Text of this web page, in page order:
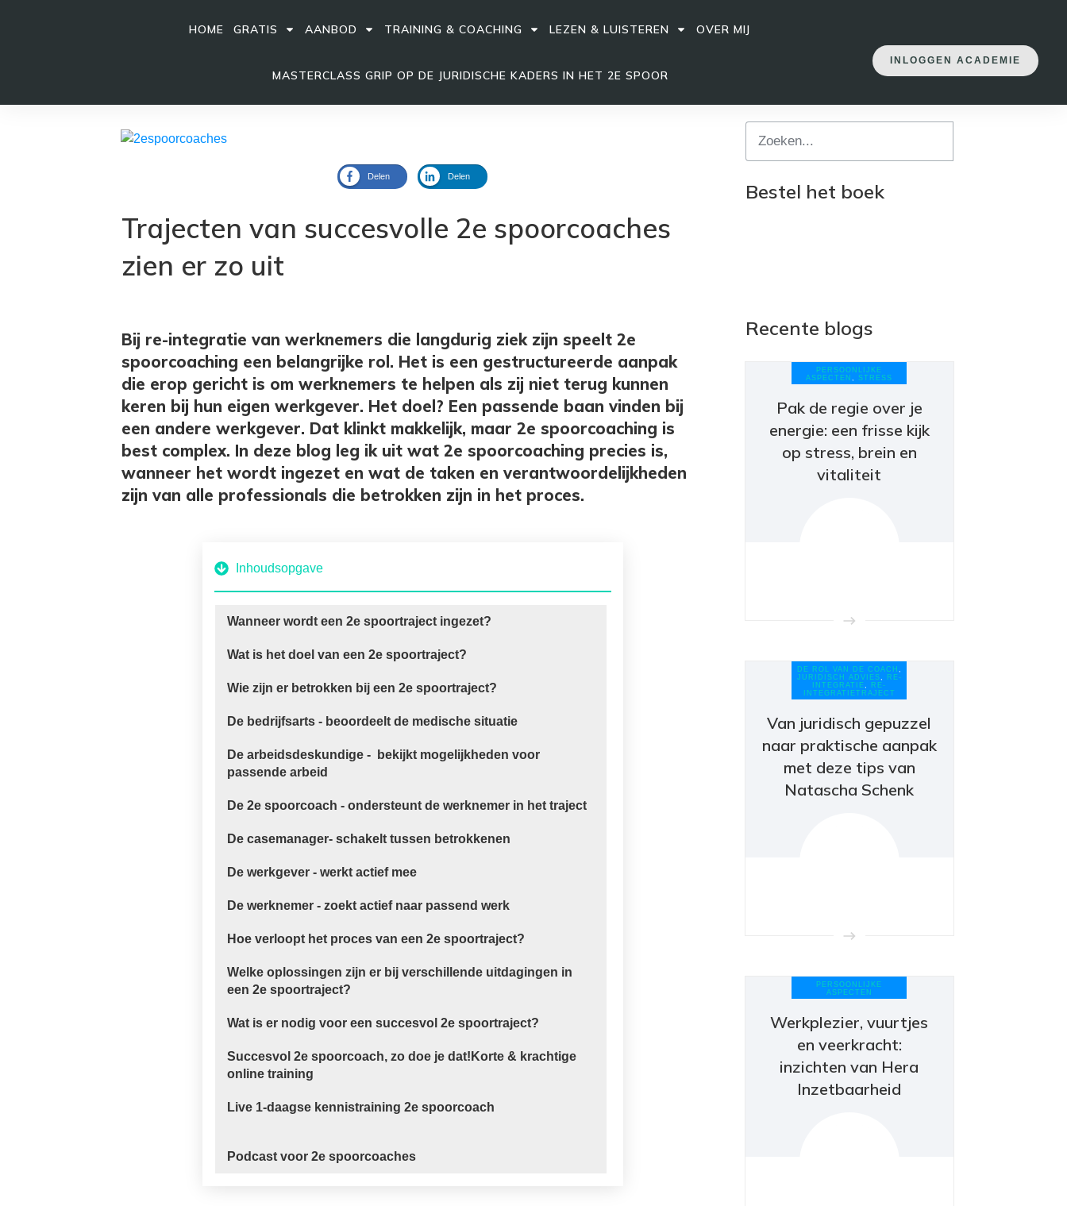
HOME GRATIS AANBOD TRAINING & COACHING LEZEN & LUISTEREN OVER MIJ
MASTERCLASS GRIP OP DE JURIDISCHE KADERS IN HET 2E SPOOR
INLOGGEN ACADEMIE
Delen Delen
Trajecten van succesvolle 2e spoorcoaches
zien er zo uit
Bij re-integratie van werknemers die langdurig ziek zijn speelt 2e
spoorcoaching een belangrijke rol. Het is een gestructureerde aanpak
die erop gericht is om werknemers te helpen als zij niet terug kunnen
keren bij hun eigen werkgever. Het doel? Een passende baan vinden bij
een andere werkgever. Dat klinkt makkelijk, maar 2e spoorcoaching is
best complex. In deze blog leg ik uit wat 2e spoorcoaching precies is,
wanneer het wordt ingezet en wat de taken en verantwoordelijkheden
zijn van alle professionals die betrokken zijn in het proces.
Inhoudsopgave
Wanneer wordt een 2e spoortraject ingezet?
Wat is het doel van een 2e spoortraject?
Wie zijn er betrokken bij een 2e spoortraject?
De bedrijfsarts - beoordeelt de medische situatie
De arbeidsdeskundige - bekijkt mogelijkheden voor
passende arbeid
De 2e spoorcoach - ondersteunt de werknemer in het traject
De casemanager- schakelt tussen betrokkenen
De werkgever - werkt actief mee
De werknemer - zoekt actief naar passend werk
Hoe verloopt het proces van een 2e spoortraject?
Welke oplossingen zijn er bij verschillende uitdagingen in
een 2e spoortraject?
Wat is er nodig voor een succesvol 2e spoortraject?
Succesvol 2e spoorcoach, zo doe je dat!Korte & krachtige
online training
Live 1-daagse kennistraining 2e spoorcoach
Podcast voor 2e spoorcoaches
Bestel het boek
Recente blogs
PERSOONLIJKE
ASPECTEN, STRESS
Pak de regie over je
energie: een frisse kijk
op stress, brein en
vitaliteit
DE ROL VAN DE COACH ,
JURIDISCH ADVIES,
RE-
INTEGRATIE,
RE-
INTEGRATIETRAJECT
Van juridisch gepuzzel
naar praktische aanpak
met deze tips van
Natascha Schenk
PERSOONLIJKE
ASPECTEN
Werkplezier, vuurtjes
en veerkracht:
inzichten van Hera
Inzetbaarheid